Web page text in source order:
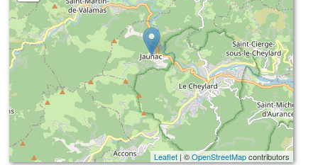
Leaflet| ©OpenStreetMapcontributors